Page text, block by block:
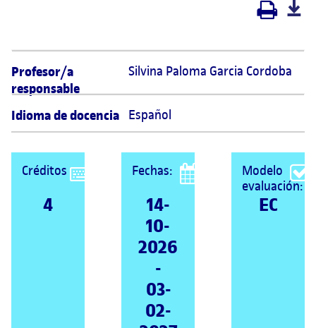
Profesor/a
responsable
Silvina Paloma Garcia Cordoba
Idioma de docencia Español
Créditos
4
Fechas:
14-
10-
2026
-
03-
02-
Modelo
evaluación:
EC